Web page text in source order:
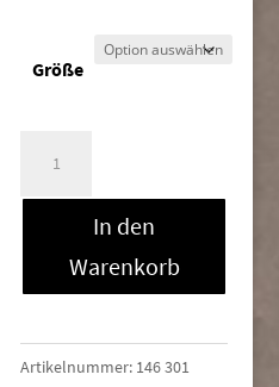
Größe
In den
Warenkorb
Artikelnummer: 146 301